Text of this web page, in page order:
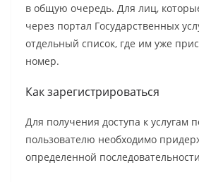
в общую очередь. Для лиц,
через портал Государственных
отдельный список, где им уже
номер.
Как зарегистрироваться
Для получения доступа к услугам
пользователю необходимо
определенной